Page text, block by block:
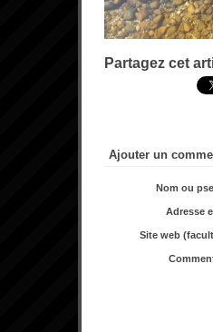
Partagez cet
Ajouter un
Nom ou
Adresse
Site web